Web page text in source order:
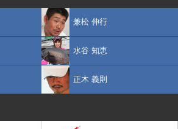
兼松 伸行
水谷 知恵
正木 義則